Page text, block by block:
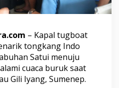
– Kapal tugboat
tongkang Indo
Satui menuju
cuaca buruk saat
Gili Iyang, Sumenep.